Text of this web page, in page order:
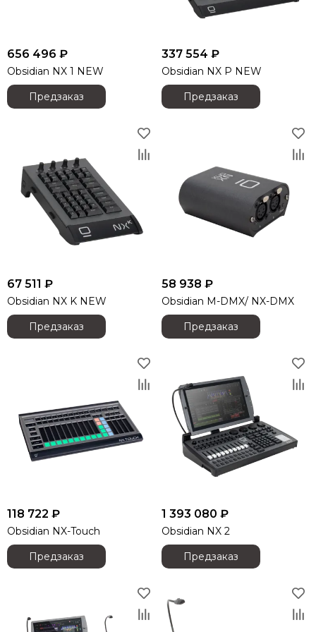
Avolites
Beyerdynamic
Clay Paky
CODE
Color Imagination
Coreat
Crown
CVGAUDIO
DAS AUDIO
dB Technologies
DS Proaudio
DJ POWER
Dynacord
ELECTRO-VOICE
Exell
FBT
FBW
FINE ART
656 496 ₽
Obsidian NX 1 NEW
Предзаказ
337 554 ₽
Obsidian NX P NEW
Предзаказ
67 511 ₽
Obsidian NX K NEW
Предзаказ
58 938 ₽
Obsidian M-DMX/ NX-DMX
Предзаказ
118 722 ₽
Obsidian NX-Touch
Предзаказ
1 393 080 ₽
Obsidian NX 2
Предзаказ